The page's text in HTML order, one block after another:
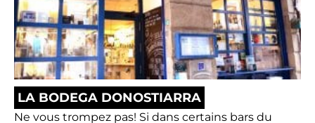
LA BODEGA DONOSTIARRA
Ne vous trompez pas! Si dans certains bars du